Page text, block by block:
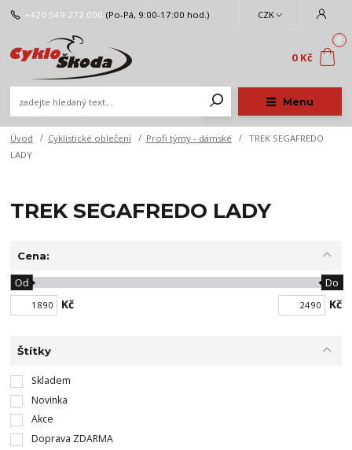
Menu
CZK
+420 549 272 000 (Po-Pá, 9:00-17:00 hod.)
0
0 Kč
Úvod Cyklistické oblečení Profi týmy - dámské
TREK SEGAFREDO
LADY
TREK SEGAFREDO LADY
Cena:
Kč
Od Do
Kč
Štítky
Skladem
Novinka
Akce
Doprava ZDARMA